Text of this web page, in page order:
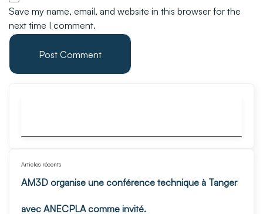
Save my name, email, and website in this browser for the
next time I comment.
Articles récents
AM3D organise une conférence technique à Tanger
avec ANECPLA comme invité.